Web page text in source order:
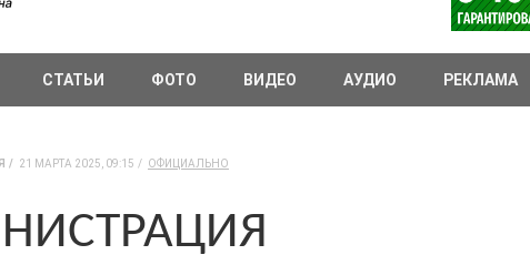
СТАТЬИ ФОТО ВИДЕО АУДИО РЕКЛАМА
21 МАРТА 2025, 09:15 ОФИЦИАЛЬНО